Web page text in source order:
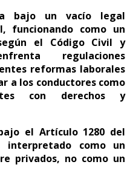
bajo un vacío legal
funcionando como un
el Código Civil y
regulaciones
reformas laborales
a los conductores como
con derechos y
el Artículo 1280 del
interpretado como un
privados, no como un